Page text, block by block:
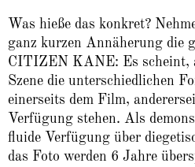
Was hieße das konkret?
ganz kurzen Annäherung die
CITIZEN KANE: Es scheint,
Szene die unterschiedlichen
einerseits dem Film,
Verfügung stehen. Als
fluide Verfügung über
das Foto werden 6 Jahre